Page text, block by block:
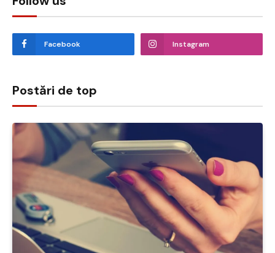
Facebook Instagram
Postări de top